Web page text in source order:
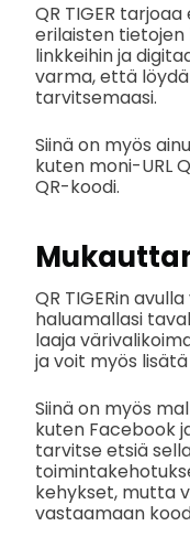
QR TIGER
erilaisten
linkkeihin ja
varma, että
tarvitsemaasi.
Siinä on myös
kuten moni-URL
QR-koodi.
QR TIGERin
haluamallasi
laaja
ja voit myös
Siinä on myös
kuten Facebook
tarvitse etsiä
kehykset, mutta
vastaamaan